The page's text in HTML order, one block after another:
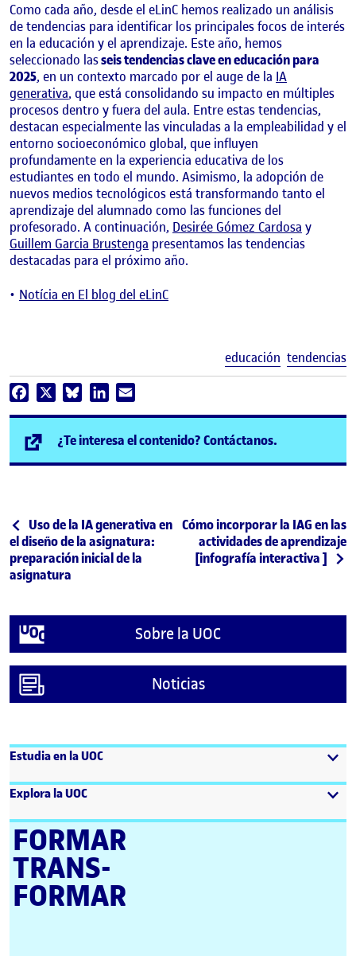
Como cada año, desde el eLinC hemos realizado un análisis
de tendencias para identificar los principales focos de interés
en la educación y el aprendizaje. Este año, hemos
seleccionado lasseis tendencias clave en educación para
2025, en un contexto marcado por el auge de la IA
generativa, que está consolidando su impacto en múltiples
procesos dentro y fuera del aula. Entre estas tendencias,
destacan especialmente las vinculadas a la empleabilidad y el
entorno socioeconómico global, que influyen
profundamente en la experiencia educativa de los
estudiantes en todo el mundo. Asimismo, la adopción de
nuevos medios tecnológicos está transformando tanto el
aprendizaje del alumnado como las funciones del
profesorado. A continuación, Desirée Gómez Cardosa y
Guillem Garcia Brustenga presentamos las tendencias
destacadas para el próximo año.
Notícia en El blog del eLinC
educación tendencias
Facebook BlueskyLinkedIn
¿Te interesa el contenido? Contáctanos.
Post navigation
Publicación anterior
Uso de la IA generativa en
el diseño de la asignatura:
preparación inicial de la
asignatura
Siguiente publicación
Cómo incorporar la IAG en las
actividades de aprendizaje
[infografía interactiva ]
Sobre la UOC
Noticias
Estudia en la UOC
Explora la UOC
FORMAR
TRANS­
FORMAR